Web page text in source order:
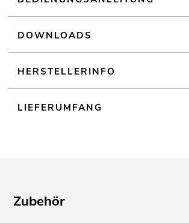
DOWNLOADS
HERSTELLERINFO
LIEFERUMFANG
Zubehör